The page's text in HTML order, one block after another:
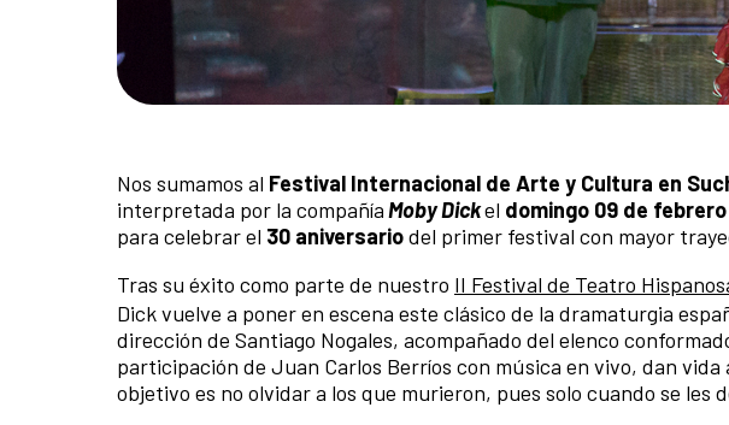
Nos sumamos al Festival Internacional de Arte y Cultura en
interpretada por la compañíaMoby Dickel domingo 09 de
para celebrar el 30 aniversariodel primer festival con mayor
Tras su éxito como parte de nuestro II Festival de Teatro
Dick vuelve a poner en escena este clásico de la dramaturgia
dirección de Santiago Nogales, acompañado del elenco
participación de Juan Carlos Berríos con música en vivo, dan
objetivo es no olvidar a los que murieron, pues solo cuando se les